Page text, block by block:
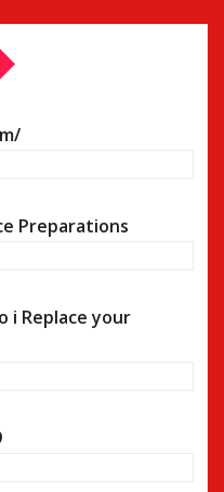
Preparations
i Replace your